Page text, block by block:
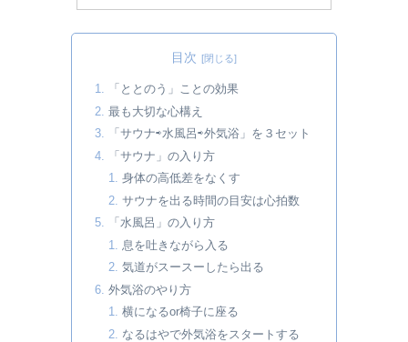
目次
「ととのう」ことの効果
最も大切な心構え
「サウナ⇨水風呂⇨外気浴」を３セット
「サウナ」の入り方
身体の高低差をなくす
サウナを出る時間の目安は心拍数
「水風呂」の入り方
息を吐きながら入る
気道がスースーしたら出る
外気浴のやり方
横になるor椅子に座る
なるはやで外気浴をスタートする